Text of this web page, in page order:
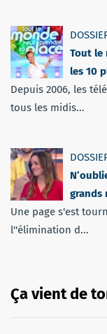
Tout le
les 10
Depuis 2006, les
tous les midis...
grands
Une page s'est
l''élimination d...
Ça vient de